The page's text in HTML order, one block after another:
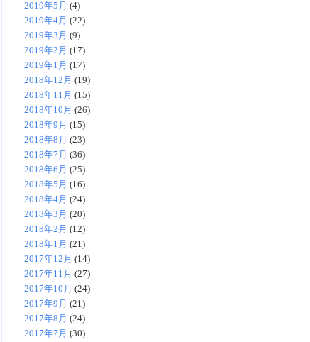
2019年5月 (4)
2019年4月 (22)
2019年3月 (9)
2019年2月 (17)
2019年1月 (17)
2018年12月 (19)
2018年11月 (15)
2018年10月 (26)
2018年9月 (15)
2018年8月 (23)
2018年7月 (36)
2018年6月 (25)
2018年5月 (16)
2018年4月 (24)
2018年3月 (20)
2018年2月 (12)
2018年1月 (21)
2017年12月 (14)
2017年11月 (27)
2017年10月 (24)
2017年9月 (21)
2017年8月 (24)
2017年7月 (30)